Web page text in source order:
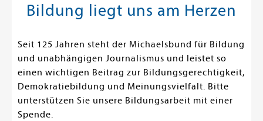
Bildung liegt uns am Herzen
Seit 125 Jahren steht der Michaelsbund für Bildung
und unabhängigen Journalismus und leistet so
einen wichtigen Beitrag zur Bildungsgerechtigkeit,
Demokratiebildung und Meinungsvielfalt. Bitte
unterstützen Sie unsere Bildungsarbeit mit einer
Spende.